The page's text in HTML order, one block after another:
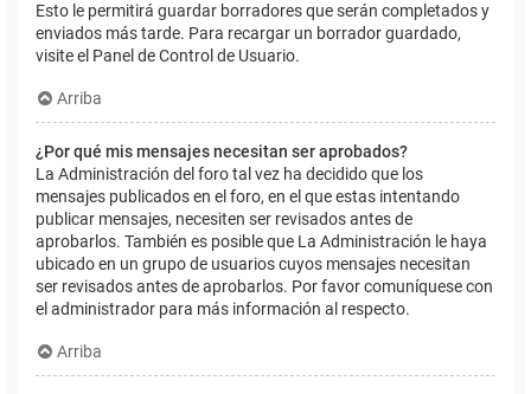
Esto le permitirá guardar borradores que serán completados y
enviados más tarde. Para recargar un borrador guardado,
visite el Panel de Control de Usuario.
Arriba
¿Por qué mis mensajes necesitan ser aprobados?
La Administración del foro tal vez ha decidido que los
mensajes publicados en el foro, en el que estas intentando
publicar mensajes, necesiten ser revisados antes de
aprobarlos. También es posible que La Administración le haya
ubicado en un grupo de usuarios cuyos mensajes necesitan
ser revisados antes de aprobarlos. Por favor comuníquese con
el administrador para más información al respecto.
Arriba